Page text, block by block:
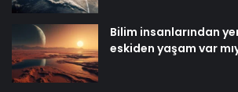
Bilim insanlarından
eskiden yaşam var